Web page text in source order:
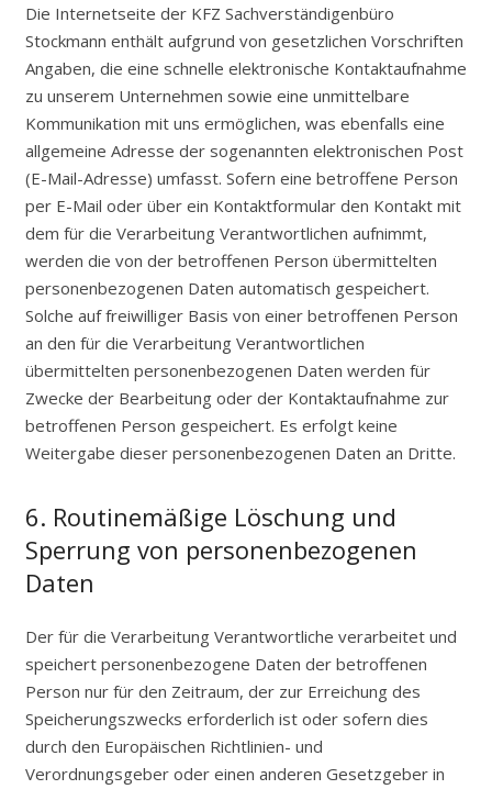
Die Internetseite der KFZ Sachverständigenbüro
Stockmann enthält aufgrund von gesetzlichen Vorschriften
Angaben, die eine schnelle elektronische Kontaktaufnahme
zu unserem Unternehmen sowie eine unmittelbare
Kommunikation mit uns ermöglichen, was ebenfalls eine
allgemeine Adresse der sogenannten elektronischen Post
(E-Mail-Adresse) umfasst. Sofern eine betroffene Person
per E-Mail oder über ein Kontaktformular den Kontakt mit
dem für die Verarbeitung Verantwortlichen aufnimmt,
werden die von der betroffenen Person übermittelten
personenbezogenen Daten automatisch gespeichert.
Solche auf freiwilliger Basis von einer betroffenen Person
an den für die Verarbeitung Verantwortlichen
übermittelten personenbezogenen Daten werden für
Zwecke der Bearbeitung oder der Kontaktaufnahme zur
betroffenen Person gespeichert. Es erfolgt keine
Weitergabe dieser personenbezogenen Daten an Dritte.
6. Routinemäßige Löschung und
Sperrung von personenbezogenen
Daten
Der für die Verarbeitung Verantwortliche verarbeitet und
speichert personenbezogene Daten der betroffenen
Person nur für den Zeitraum, der zur Erreichung des
Speicherungszwecks erforderlich ist oder sofern dies
durch den Europäischen Richtlinien- und
Verordnungsgeber oder einen anderen Gesetzgeber in